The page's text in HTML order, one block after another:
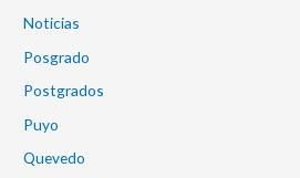
Noticias
Posgrado
Postgrados
Puyo
Quevedo